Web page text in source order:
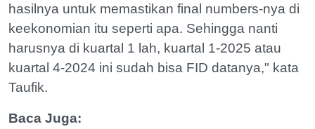
hasilnya untuk memastikan final numbers-nya di
keekonomian itu seperti apa. Sehingga nanti
harusnya di kuartal 1 lah, kuartal 1-2025 atau
kuartal 4-2024 ini sudah bisa FID datanya," kata
Taufik.
Baca Juga: